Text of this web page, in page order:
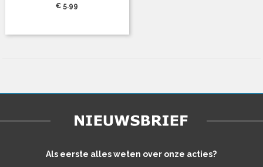
€ 5.99
Als eerste alles weten over onze acties?